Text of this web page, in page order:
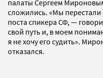
палаты Сергеем
сложились. «Мы перестали
поста спикера СФ, —
свой путь и, в моем
я не хочу его судить».
отказался.